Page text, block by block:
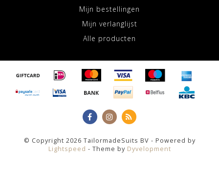
Mijn bestellingen
Mijn verlanglijst
Alle producten
© Copyright 2026 TailormadeSuits BV - Powered by
Lightspeed - Theme by Dyvelopment